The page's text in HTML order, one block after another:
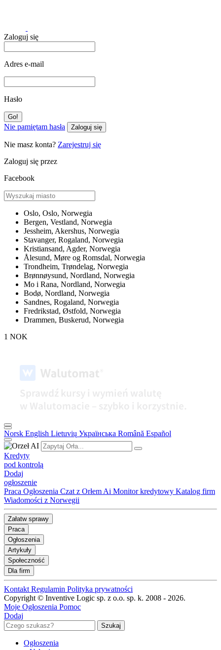
Zaloguj się
Adres e-mail
Hasło
Nie pamiętam hasła Zaloguj się
Nie masz konta? Zarejestruj się
Zaloguj się przez
Facebook
Oslo, Oslo, Norwegia
Bergen, Vestland, Norwegia
Jessheim, Akershus, Norwegia
Stavanger, Rogaland, Norwegia
Kristiansand, Agder, Norwegia
Ålesund, Møre og Romsdal, Norwegia
Trondheim, Trøndelag, Norwegia
Brønnøysund, Nordland, Norwegia
Mo i Rana, Nordland, Norwegia
Bodø, Nordland, Norwegia
Sandnes, Rogaland, Norwegia
Fredrikstad, Østfold, Norwegia
Drammen, Buskerud, Norwegia
1 NOK
Norsk English Lietuvių Українська Română Español
Kredyty
pod kontrolą
Dodaj
ogłoszenie
Praca Ogłoszenia Czat z Orłem Ai Monitor kredytowy Katalog firm
Wiadomości z Norwegii
Załatw sprawy
Praca
Ogłoszenia
Artykuły
Społeczność
Dla firm
Kontakt Regulamin Polityka prywatności
Copyright © Inventive Logic sp. z o.o. sp. k. 2008 - 2026.
Moje Ogłoszenia Pomoc
Dodaj
Ogłoszenia